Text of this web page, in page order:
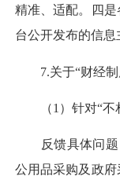
精准、适配。四是
台公开发布的信息
7.关于“财经制
（1）针对“不
反馈具体问题
公用品采购及政府